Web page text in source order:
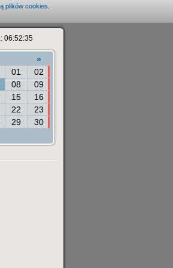
plików cookies
06:52:35
»
01
02
08
09
15
16
22
23
29
30